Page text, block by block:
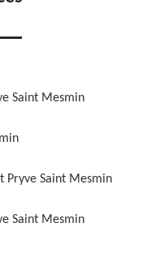
Saint Mesmin
Pryve Saint Mesmin
Saint Mesmin